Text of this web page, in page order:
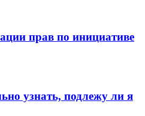
прав по инициативе
узнать, подлежу ли я